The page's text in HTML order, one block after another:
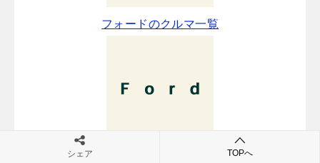
フォードのクルマ一覧
クライスラーのクルマ一覧
シェア TOPへ